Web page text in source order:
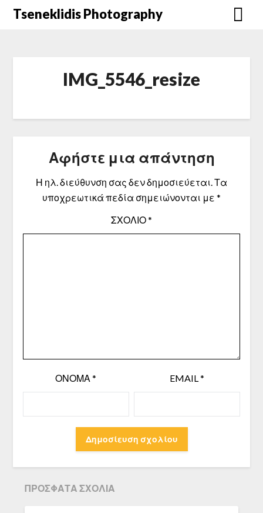
Μετάβαση
Tseneklidis Photography
IMG_5546_resize
Αφήστε μια απάντηση
Η ηλ. διεύθυνση σας δεν δημοσιεύεται.Τα
υποχρεωτικά πεδία σημειώνονται με *
ΣΧΌΛΙΟ*
ΌΝΟΜΑ* EMAIL*
ΠΡΌΣΦΑΤΑ ΣΧΌΛΙΑ